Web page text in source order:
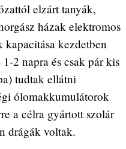
elzárt tanyák,
házak elektromos
kapacitása kezdetben
2 napra és csak pár kis
tudtak ellátni
ólomakkumulátorok
a célra gyártott szolár
drágák voltak.